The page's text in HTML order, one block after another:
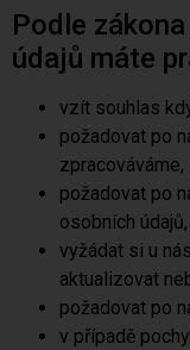
Podle
údajů máte
vzít souhlas
požadovat po
zpracováváme,
požadovat po
osobních údajů,
vyžádat si u
aktualizovat
požadovat po
v případě